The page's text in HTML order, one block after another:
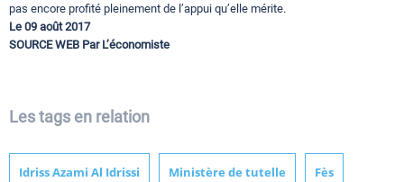
pas encore profité pleinement de l’appui qu’elle mérite.
Le 09 août 2017
SOURCE WEB Par L’économiste
Les tags en relation
Idriss Azami Al Idrissi Ministère de tutelle Fès